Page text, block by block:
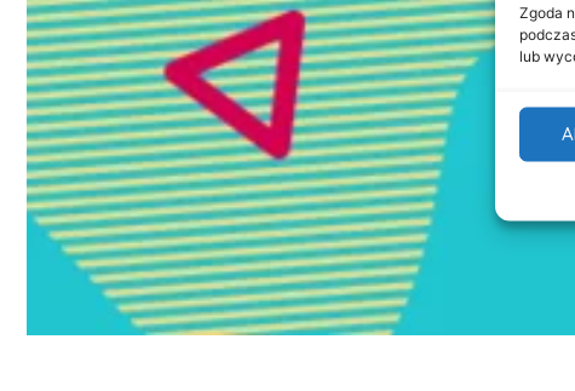
Zgoda
lub